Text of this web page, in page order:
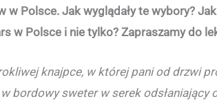
w Polsce. Jak wyglądały te wybory?
w Polsce i nie tylko? Zapraszamy do
knajpce, w której pani od drzwi
bordowy sweter w serek odsłaniający